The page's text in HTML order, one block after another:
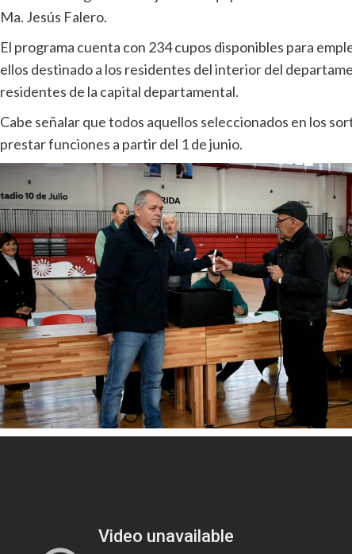
Ma. Jesús Falero.
El programa cuenta con 234 cupos disponibles para
ellos destinado a los residentes del interior del
residentes de la capital departamental.
Cabe señalar que todos aquellos seleccionados en los
prestar funciones a partir del 1 de junio.